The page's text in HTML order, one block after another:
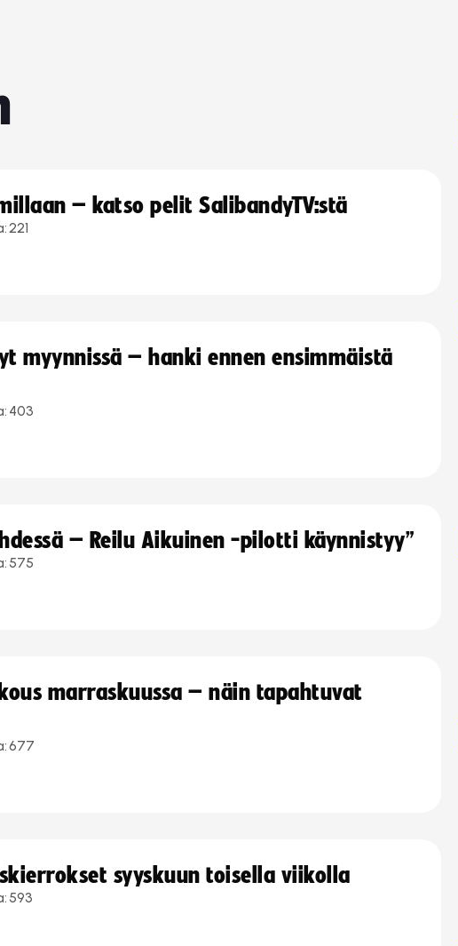
– katso pelit SalibandyTV:stä
221
myynnissä – hanki ennen ensimmäistä
403
– Reilu Aikuinen -pilotti käynnistyy”
575
marraskuussa – näin tapahtuvat
677
syyskuun toisella viikolla
593